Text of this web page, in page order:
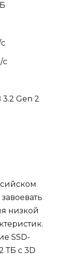
с
Gen 2
низкой
SSD-
ТБ с 3D